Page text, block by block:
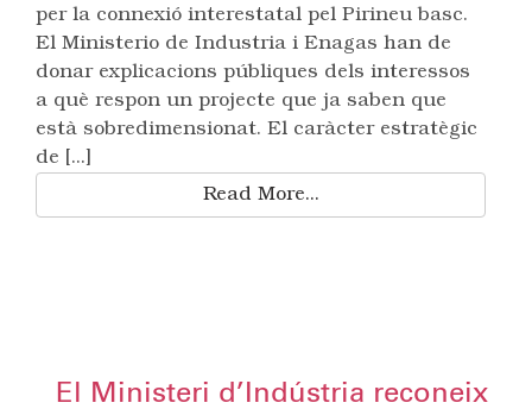
per la connexió interestatal pel Pirineu basc.
El Ministerio de Industria i Enagas han de
donar explicacions públiques dels interessos
a què respon un projecte que ja saben que
està sobredimensionat. El caràcter estratègic
de [...]
Read More...
El Ministeri d’Indústria reconeix